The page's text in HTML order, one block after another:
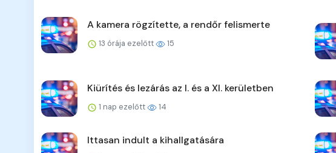
A kamera rögzítette, a rendőr felismerte
13 órája ezelőtt 15
Kiürítés és lezárás az I. és a XI. kerületben
1 nap ezelőtt 14
Ittasan indult a kihallgatására